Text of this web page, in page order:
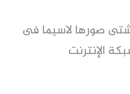
صورها لاسيما فى
الإنترنت